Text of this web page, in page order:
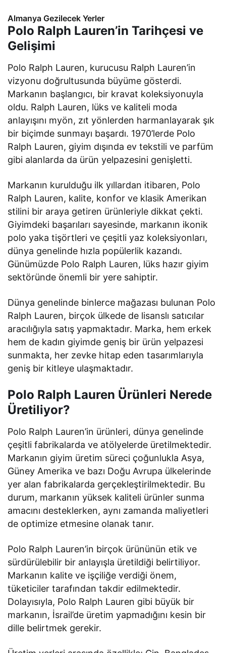
Almanya Gezilecek Yerler
Polo Ralph Lauren’in Tarihçesi ve
Gelişimi
Polo Ralph Lauren, kurucusu Ralph Lauren’in
vizyonu doğrultusunda büyüme gösterdi.
Markanın başlangıcı, bir kravat koleksiyonuyla
oldu. Ralph Lauren, lüks ve kaliteli moda
anlayışını myön, zıt yönlerden harmanlayarak şık
bir biçimde sunmayı başardı. 1970’lerde Polo
Ralph Lauren, giyim dışında ev tekstili ve parfüm
gibi alanlarda da ürün yelpazesini genişletti.
Markanın kurulduğu ilk yıllardan itibaren, Polo
Ralph Lauren, kalite, konfor ve klasik Amerikan
stilini bir araya getiren ürünleriyle dikkat çekti.
Giyimdeki başarıları sayesinde, markanın ikonik
polo yaka tişörtleri ve çeşitli yaz koleksiyonları,
dünya genelinde hızla popülerlik kazandı.
Günümüzde Polo Ralph Lauren, lüks hazır giyim
sektöründe önemli bir yere sahiptir.
Dünya genelinde binlerce mağazası bulunan Polo
Ralph Lauren, birçok ülkede de lisanslı satıcılar
aracılığıyla satış yapmaktadır. Marka, hem erkek
hem de kadın giyimde geniş bir ürün yelpazesi
sunmakta, her zevke hitap eden tasarımlarıyla
geniş bir kitleye ulaşmaktadır.
Polo Ralph Lauren Ürünleri Nerede
Üretiliyor?
Polo Ralph Lauren’in ürünleri, dünya genelinde
çeşitli fabrikalarda ve atölyelerde üretilmektedir.
Markanın giyim üretim süreci çoğunlukla Asya,
Güney Amerika ve bazı Doğu Avrupa ülkelerinde
yer alan fabrikalarda gerçekleştirilmektedir. Bu
durum, markanın yüksek kaliteli ürünler sunma
amacını desteklerken, aynı zamanda maliyetleri
de optimize etmesine olanak tanır.
Polo Ralph Lauren’in birçok ürününün etik ve
sürdürülebilir bir anlayışla üretildiği belirtiliyor.
Markanın kalite ve işçiliğe verdiği önem,
tüketiciler tarafından takdir edilmektedir.
Dolayısıyla, Polo Ralph Lauren gibi büyük bir
markanın, İsrail’de üretim yapmadığını kesin bir
dille belirtmek gerekir.